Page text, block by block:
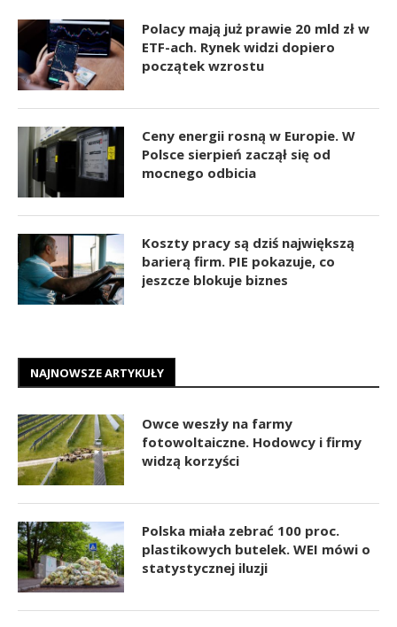
Polacy mają już prawie 20 mld zł w
ETF-ach. Rynek widzi dopiero
początek wzrostu
Ceny energii rosną w Europie. W
Polsce sierpień zaczął się od
mocnego odbicia
Koszty pracy są dziś największą
barierą firm. PIE pokazuje, co
jeszcze blokuje biznes
NAJNOWSZE ARTYKUŁY
Owce weszły na farmy
fotowoltaiczne. Hodowcy i firmy
widzą korzyści
Polska miała zebrać 100 proc.
plastikowych butelek. WEI mówi o
statystycznej iluzji